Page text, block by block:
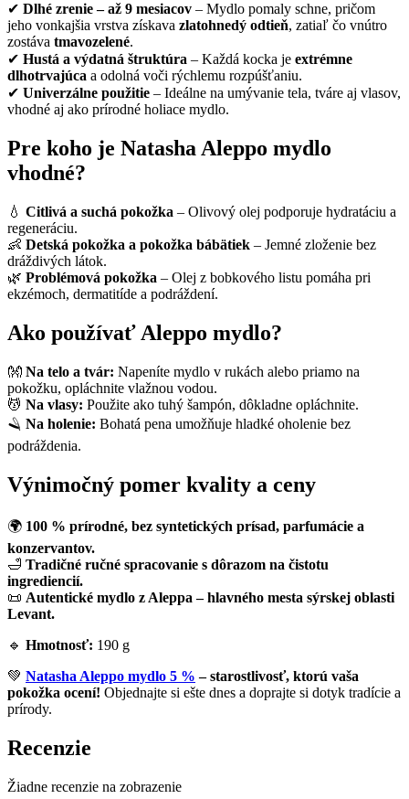
✔ Dlhé zrenie – až 9 mesiacov – Mydlo pomaly schne, pričom
jeho vonkajšia vrstva získava zlatohnedý odtieň, zatiaľ čo vnútro
zostáva tmavozelené.
✔ Hustá a výdatná štruktúra – Každá kocka je extrémne
dlhotrvajúca a odolná voči rýchlemu rozpúšťaniu.
✔ Univerzálne použitie – Ideálne na umývanie tela, tváre aj vlasov,
vhodné aj ako prírodné holiace mydlo.
Pre koho je Natasha Aleppo mydlo
vhodné?
💧 Citlivá a suchá pokožka – Olivový olej podporuje hydratáciu a
regeneráciu.
👶 Detská pokožka a pokožka bábätiek – Jemné zloženie bez
dráždivých látok.
🌿 Problémová pokožka – Olej z bobkového listu pomáha pri
ekzémoch, dermatitíde a podráždení.
Ako používať Aleppo mydlo?
👐 Na telo a tvár: Napeníte mydlo v rukách alebo priamo na
pokožku, opláchnite vlažnou vodou.
💆 Na vlasy: Použite ako tuhý šampón, dôkladne opláchnite.
🪒 Na holenie: Bohatá pena umožňuje hladké oholenie bez
podráždenia.
Výnimočný pomer kvality a ceny
🌍 100 % prírodné, bez syntetických prísad, parfumácie a
konzervantov.
🛁 Tradičné ručné spracovanie s dôrazom na čistotu
ingrediencií.
📜 Autentické mydlo z Aleppa – hlavného mesta sýrskej oblasti
Levant.
🔹 Hmotnosť: 190 g
💚 Natasha Aleppo mydlo 5 % – starostlivosť, ktorú vaša
pokožka ocení! Objednajte si ešte dnes a doprajte si dotyk tradície a
prírody.
Recenzie
Žiadne recenzie na zobrazenie